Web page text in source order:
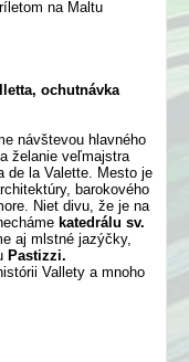
na Maltu
ochutnávka
návštevou hlavného
želanie veľmajstra
de la Valette. Mesto je
barokového
Niet divu, že je na
katedrálu sv.
aj mlstné jazýčky,
Pastizzi.
Vallety a mnoho